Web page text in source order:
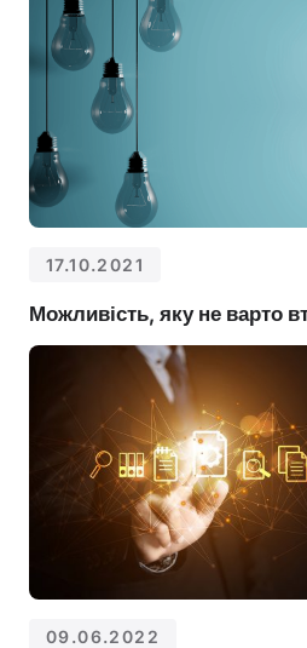
17.10.2021
Можливість, яку не варто
09.06.2022